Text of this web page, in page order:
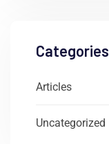
Categories
Articles
Uncategorized